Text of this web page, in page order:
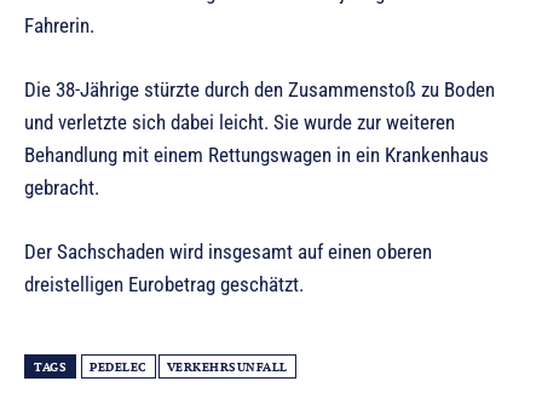
Fahrerin.
Die 38-Jährige stürzte durch den Zusammenstoß zu Boden
und verletzte sich dabei leicht. Sie wurde zur weiteren
Behandlung mit einem Rettungswagen in ein Krankenhaus
gebracht.
Der Sachschaden wird insgesamt auf einen oberen
dreistelligen Eurobetrag geschätzt.
TAGS PEDELEC VERKEHRSUNFALL